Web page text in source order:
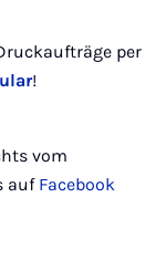
per
!
vom
auf Facebook